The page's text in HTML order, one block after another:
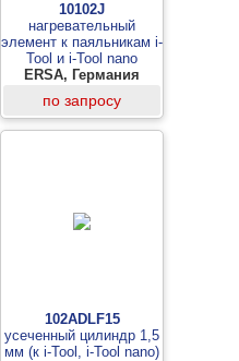
10102J
нагревательный
элемент к паяльникам i-
Tool и i-Tool nano
ERSA, Германия
по запросу
102ADLF15
усеченный цилиндр 1,5
мм (к i-Tool, i-Tool nano)